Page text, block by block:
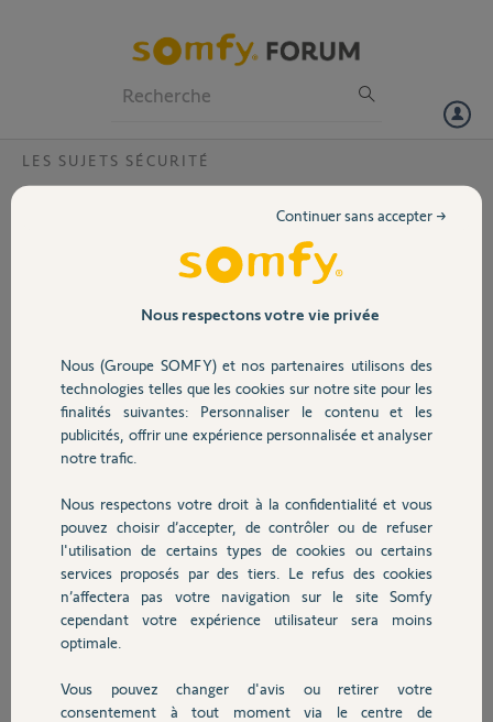
Volet
Sécurité
Domotique
Chauffage
Autres produits
Devis avec un pro
LES SUJETS SÉCURITÉ
Bonjour .Je viens d'installer une alarme
a t'il une sauvegarde
gerard
il y a presque 6 ans
Participer au fil de discussion
Réponses
Bonjour,
Le Link possède une batterie qui devrait durer 6h.
Si ce dernier s’éteint directement, il est sûrement défectueux.
David L. il y a presque 6 ans
Nous respectons votre vie privée
Nous (Groupe SOMFY) et nos partenaires utilisons des
technologies telles que les cookies sur notre site pour les
finalités suivantes: Personnaliser le contenu et les
publicités, offrir une expérience personnalisée et analyser
notre trafic.
Nous respectons votre droit à la confidentialité et vous
pouvez choisir d’accepter, de contrôler ou de refuser
l'utilisation de certains types de cookies ou certains
services proposés par des tiers. Le refus des cookies
n’affectera pas votre navigation sur le site Somfy
cependant votre expérience utilisateur sera moins
optimale.
Vous pouvez changer d'avis ou retirer votre
consentement à tout moment via le centre de
Continuer sans accepter →